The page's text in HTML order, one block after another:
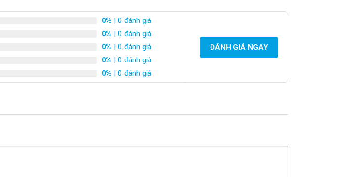
0% | 0 đánh giá
0% | 0 đánh giá
0% | 0 đánh giá
0% | 0 đánh giá
0% | 0 đánh giá
ĐÁNH GIÁ NGAY